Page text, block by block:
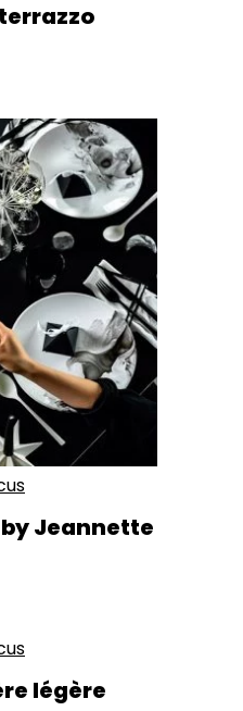
Jeannette
légère